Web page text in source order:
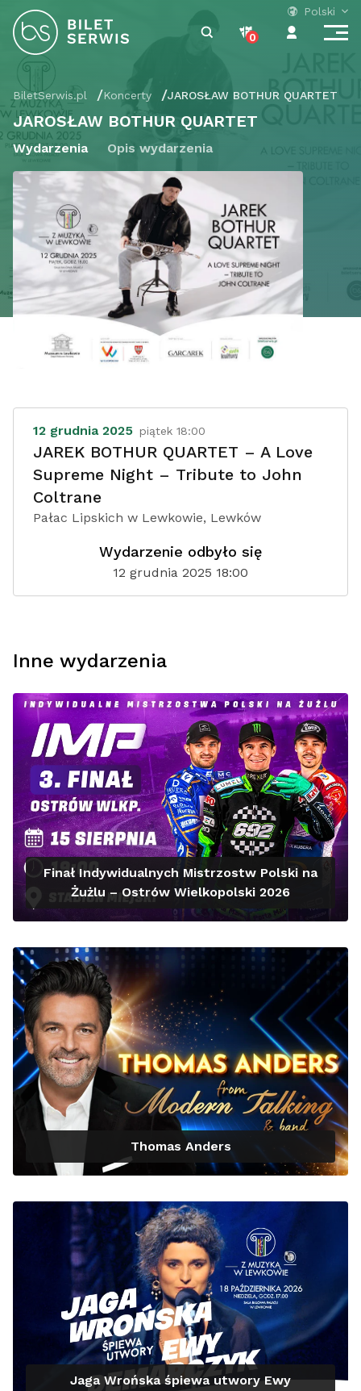
Polski
0
BiletSerwis.pl Koncerty JAROSŁAW BOTHUR QUARTET
JAROSŁAW BOTHUR QUARTET
Wydarzenia Opis wydarzenia
12 grudnia 2025 piątek 18:00
JAREK BOTHUR QUARTET – A Love
Supreme Night – Tribute to John
Coltrane
Pałac Lipskich w Lewkowie, Lewków
Wydarzenie odbyło się
12 grudnia 2025 18:00
Inne wydarzenia
Finał Indywidualnych Mistrzostw Polski na
Żużlu – Ostrów Wielkopolski 2026
Thomas Anders
Jaga Wrońska śpiewa utwory Ewy